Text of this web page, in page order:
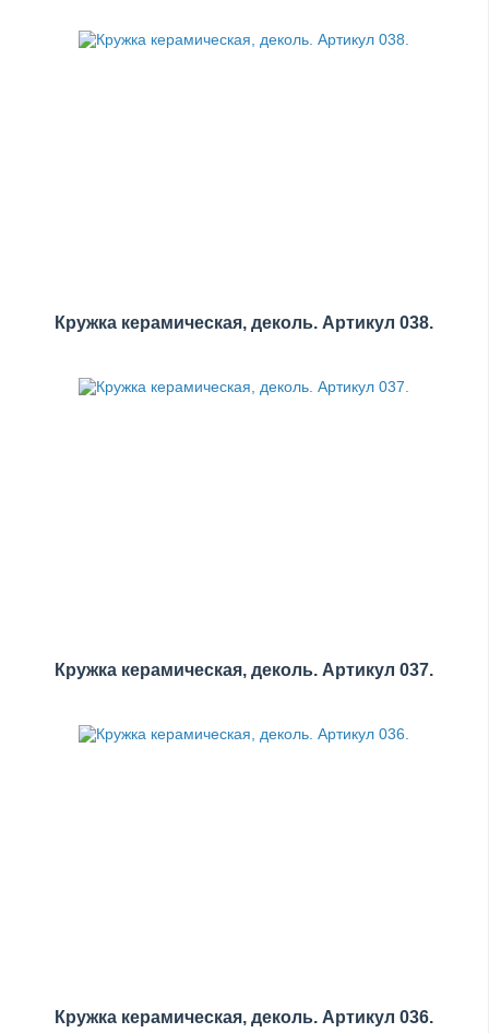
Кружка керамическая, деколь. Артикул 038.
Кружка керамическая, деколь. Артикул 037.
Кружка керамическая, деколь. Артикул 036.